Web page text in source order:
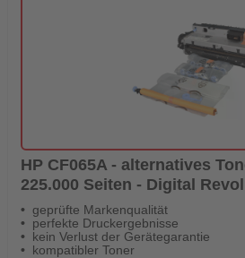
HP CF065A - alternatives
225.000 Seiten - Digital
geprüfte Markenqualität
perfekte Druckergebnisse
kein Verlust der Gerätegarantie
kompatibler Toner